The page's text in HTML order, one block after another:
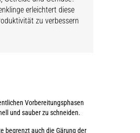
erleichtert diese
zu verbessern
Vorbereitungsphasen
und sauber zu schneiden.
begrenzt auch die Gärung der